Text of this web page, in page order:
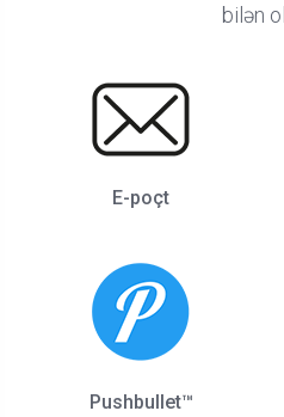
bilən
E-poçt
Pushbullet™